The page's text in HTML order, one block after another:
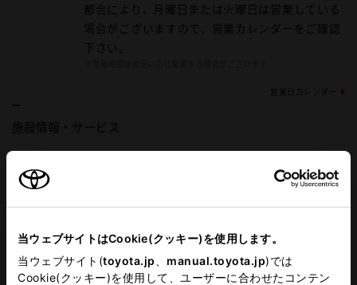
当ウェブサイトはCookie(クッキー)を使用します。
当ウェブサイト(toyota.jp manual.toyota.jp)では
Cookie(クッキー)を使用して、ユーザーに合わせたコンテン
都合により、月曜日または火曜日は営業している
場合がございますので、営業カレンダーをご確認
下さい。
営業日カレンダー
施設情報・ サービス
WAX洗車
ベビーシート（おむつ交換用
シート）
G-Station JAF取扱い